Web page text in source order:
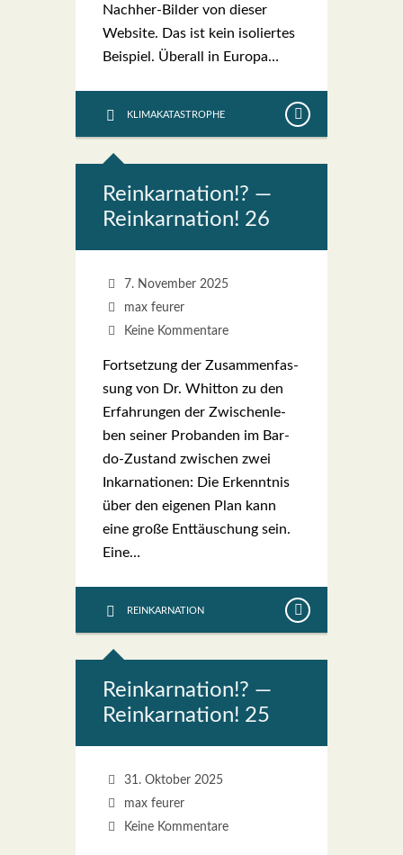
Nach­her-Bil­­der von die­ser
Web­site. Das ist kein iso­lier­tes
Bei­spiel. Über­all in Euro­pa…
KLIMAKATASTROPHE
Reinkar­na­ti­on!? —
Reinkar­na­ti­on! 26
7. November 2025
max feurer
Keine Kommentare
Fort­set­zung der Zusam­men­fas­
sung von Dr. Whit­ton zu den
Erfah­run­gen der Zwi­schen­le­
ben sei­ner Pro­ban­den im Bar­­
do-Zustand zwi­schen zwei
Inkar­na­tio­nen: Die Erkennt­nis
über den eige­nen Plan kann
eine gro­ße Ent­täu­schung sein.
Eine…
REINKARNATION
Reinkar­na­ti­on!? —
Reinkar­na­ti­on! 25
31. Oktober 2025
max feurer
Keine Kommentare